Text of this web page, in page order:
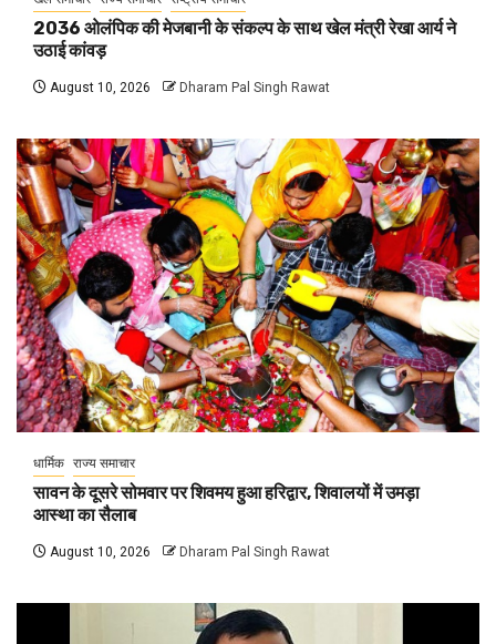
2036 ओलंपिक की मेजबानी के संकल्प के साथ खेल मंत्री रेखा आर्य ने
उठाई कांवड़
August 10, 2026 Dharam Pal Singh Rawat
धार्मिक राज्य समाचार
सावन के दूसरे सोमवार पर शिवमय हुआ हरिद्वार, शिवालयों में उमड़ा
आस्था का सैलाब
August 10, 2026 Dharam Pal Singh Rawat